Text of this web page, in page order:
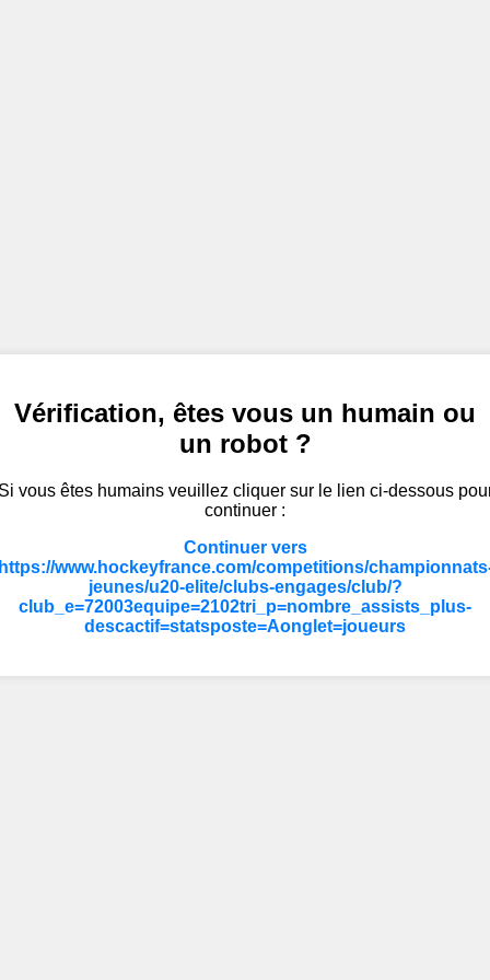
Vérification, êtes vous un humain ou
un robot ?
vous êtes humains veuillez cliquer sur le lien ci-dessous
continuer :
Continuer vers
www.hockeyfrance.com/competitions/
jeunes/u20-elite/clubs-engages/club/?
club_e=72003equipe=2102tri_p=nombre_assists_plus-
descactif=statsposte=Aonglet=joueurs